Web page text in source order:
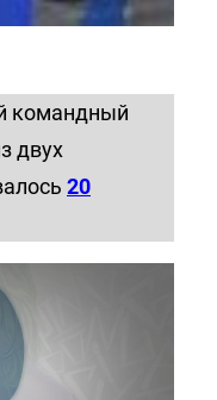
командный
двух
20